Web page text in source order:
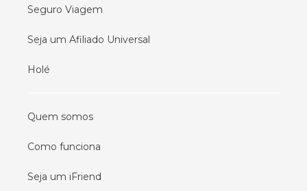
Seguro Viagem
Seja um Afiliado Universal
Holé
Quem somos
Como funciona
Seja um iFriend